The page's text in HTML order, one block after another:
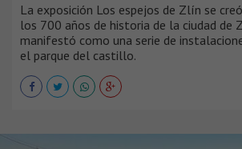
La exposición Los espejos de Zlín se
los 700 años de historia de la ciudad de
manifestó como una serie de
el parque del castillo.